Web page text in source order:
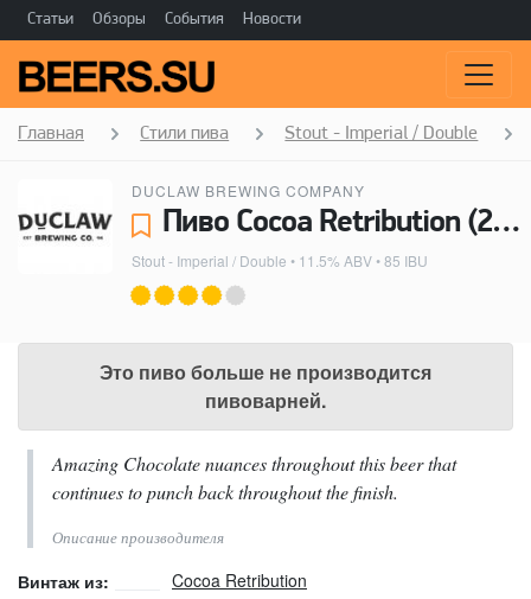
Статьи Обзоры События Новости
Главная Стили пива Stout - Imperial / Double
DUCLAW BREWING COMPANY
Пиво Cocoa Retribution (2012) - DuClaw Brewing Company
Stout - Imperial / Double • 11.5% ABV • 85 IBU
Это пиво больше не производится
пивоварней.
Amazing Chocolate nuances throughout this beer that
continues to punch back throughout the finish.
Описание производителя
Винтаж из:
Cocoa Retribution